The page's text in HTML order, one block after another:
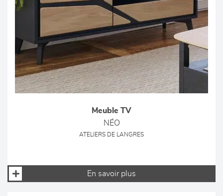
Meuble TV
NÉO
ATELIERS DE LANGRES
En savoir plus